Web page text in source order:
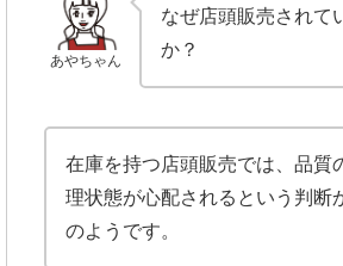
あやちゃん
なぜ店頭販売されて
か？
在庫を持つ店頭販売では、品質
理状態が心配されるという判断
のようです。